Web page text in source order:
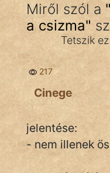
Közmondások
Szállóigék
Szóláscsoportok
Szólások
Tréfás
Miről szól a "
a csizma"
Tetszik
217
Cinege
jelentése:
- nem illenek